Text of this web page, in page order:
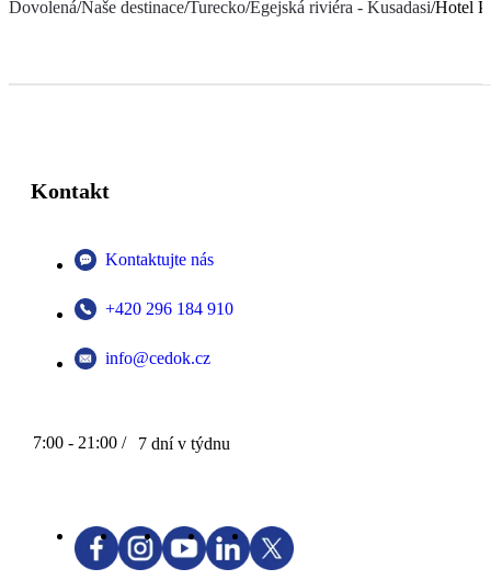
Dovolená/Naše destinace/Turecko/Egejská riviéra - Kusadasi/Hotel
Kontakt
Kontaktujte nás
+420 296 184 910
info@cedok.cz
7:00 - 21:00 / 7 dní v týdnu